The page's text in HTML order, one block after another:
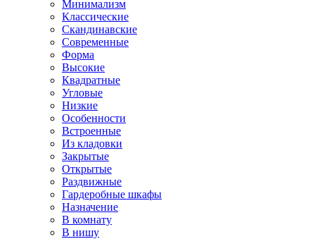
Минимализм
Классические
Скандинавские
Современные
Форма
Высокие
Квадратные
Угловые
Низкие
Особенности
Встроенные
Из кладовки
Закрытые
Открытые
Раздвижные
Гардеробные шкафы
Назначение
В комнату
В нишу